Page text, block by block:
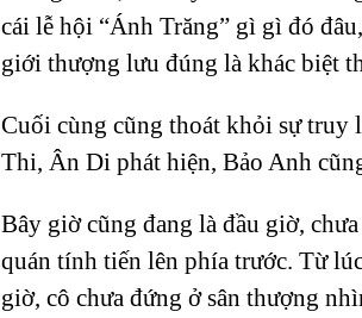
cái lễ hội “Ánh Trăng” gì gì đó
giới thượng lưu đúng là khác biệt
Cuối cùng cũng thoát khỏi sự truy
Thi, Ân Di phát hiện, Bảo Anh
Bây giờ cũng đang là đầu giờ,
quán tính tiến lên phía trước. Từ
giờ, cô chưa đứng ở sân thượng